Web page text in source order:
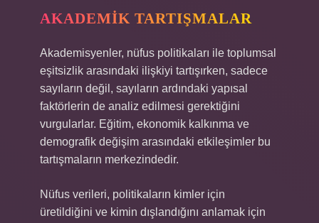
AKADEMIK TARTIŞMALAR
Akademisyenler, nüfus politikaları ile toplumsal
eşitsizlik arasındaki ilişkiyi tartışırken, sadece
sayıların değil, sayıların ardındaki yapısal
faktörlerin de analiz edilmesi gerektiğini
vurgularlar. Eğitim, ekonomik kalkınma ve
demografik değişim arasındaki etkileşimler bu
tartışmaların merkezindedir.
Nüfus verileri, politikaların kimler için
üretildiğini ve kimin dışlandığını anlamak için